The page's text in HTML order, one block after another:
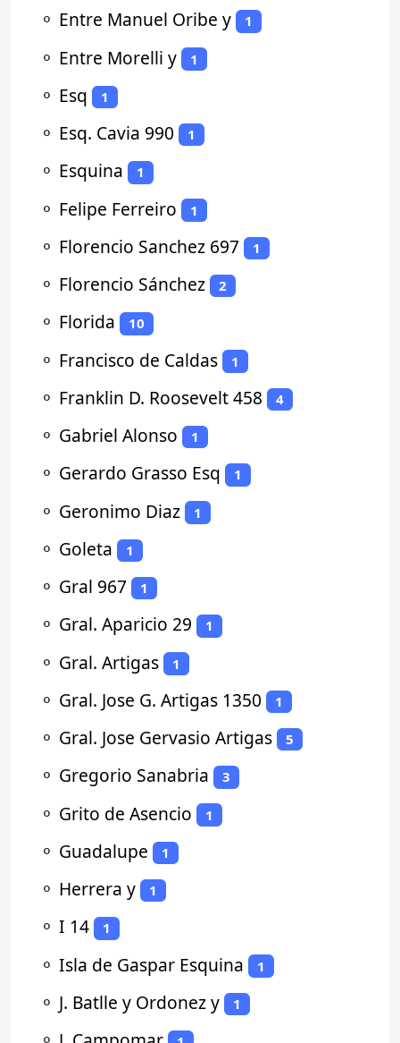
⚬ Entre Manuel Oribe y 1
⚬ Entre Morelli y 1
⚬ Esq 1
⚬ Esq. Cavia 990 1
⚬ Esquina 1
⚬ Felipe Ferreiro 1
⚬ Florencio Sanchez 697 1
⚬ Florencio Sánchez 2
⚬ Florida 10
⚬ Francisco de Caldas 1
⚬ Franklin D. Roosevelt 458 4
⚬ Gabriel Alonso 1
⚬ Gerardo Grasso Esq 1
⚬ Geronimo Diaz 1
⚬ Goleta 1
⚬ Gral 967 1
⚬ Gral. Aparicio 29 1
⚬ Gral. Artigas 1
⚬ Gral. Jose G. Artigas 1350 1
⚬ Gral. Jose Gervasio Artigas 5
⚬ Gregorio Sanabria 3
⚬ Grito de Asencio 1
⚬ Guadalupe 1
⚬ Herrera y 1
⚬ I 14 1
⚬ Isla de Gaspar Esquina 1
⚬ J. Batlle y Ordonez y 1